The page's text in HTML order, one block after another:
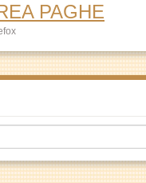
PAGHE